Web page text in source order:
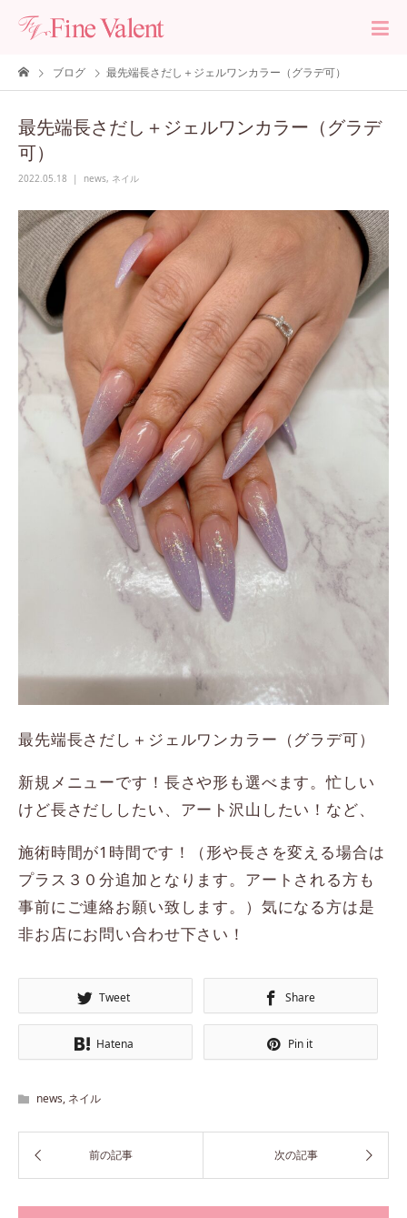
ブログ 最先端長さだし＋ジェルワンカラー（グラデ可）
最先端長さだし＋ジェルワンカラー（グラデ
可）
2022.05.18 news, ネイル
最先端長さだし＋ジェルワンカラー（グラデ可）
新規メニューです！長さや形も選べます。忙しい
けど長さだししたい、アート沢山したい！など、
施術時間が1時間です！（形や長さを変える場合は
プラス３０分追加となります。アートされる方も
事前にご連絡お願い致します。）気になる方は是
非お店にお問い合わせ下さい！
Tweet Share
Hatena Pin it
news, ネイル